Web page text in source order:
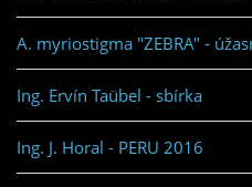
A. myriostigma "ZEBRA" -
Ing. Ervín Taübel - sbírka
Ing. J. Horal - PERU 2016